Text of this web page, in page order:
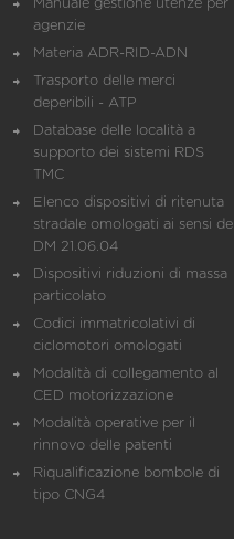
Manuale gestione utenze per
agenzie
Materia ADR-RID-ADN
Trasporto delle merci
deperibili - ATP
Database delle località a
supporto dei sistemi RDS
TMC
Elenco dispositivi di ritenuta
stradale omologati ai sensi del
DM 21.06.04
Dispositivi riduzioni di massa
particolato
Codici immatricolativi di
ciclomotori omologati
Modalità di collegamento al
CED motorizzazione
Modalità operative per il
rinnovo delle patenti
Riqualificazione bombole di
tipo CNG4